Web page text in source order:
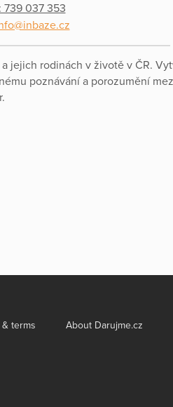
739 037 353
jejich rodinách v životě v ČR.
poznávání a porozumění
& terms About Darujme.cz